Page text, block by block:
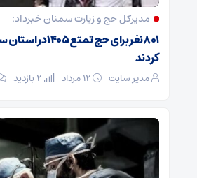
مدیرکل حج و زیارت ‌سمنان خبرداد:
۸۰۱ نفر برای حج
کردند
مدیر سایت